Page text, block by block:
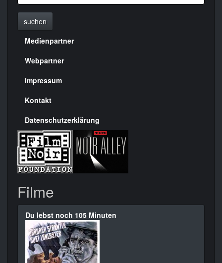
suchen
Menülinks
rechte
Seite
Medienpartner
Webpartner
Impressum
Kontakt
Datenschutzerklärung
Filme
Du lebst noch 105 Minuten